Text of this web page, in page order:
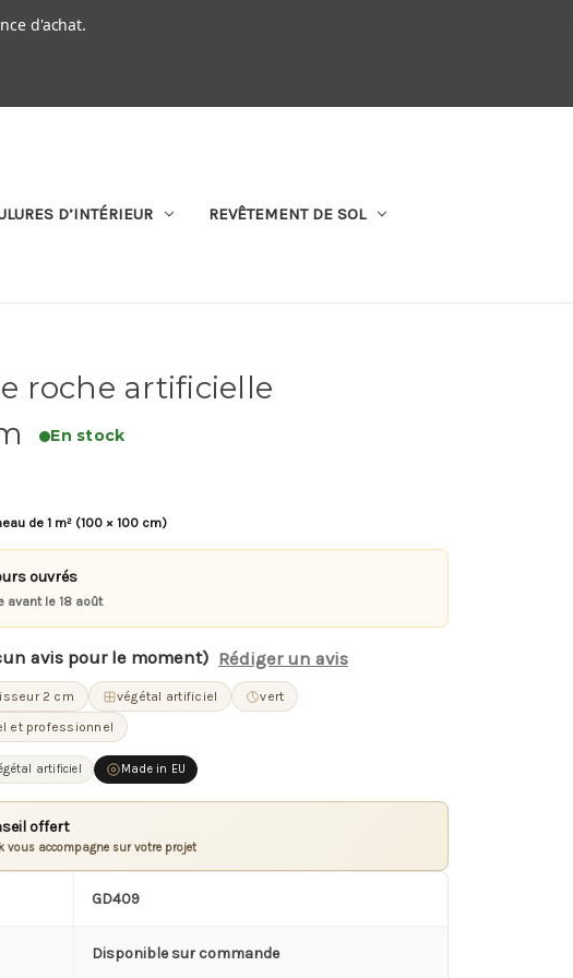
QUI SOMMES-NOUS
D’INTÉRIEUR REVÊTEMENT DE SOL
roche artificielle
En stock
de 1 m² (100 × 100 cm)
ouvrés
avant le 18 août
avis pour le moment) Rédiger un avis
2 cm végétal artificiel
vert
et professionnel
artificiel Made in EU
offert
vous accompagne sur votre projet
GD409
Disponible sur commande
d'achat.